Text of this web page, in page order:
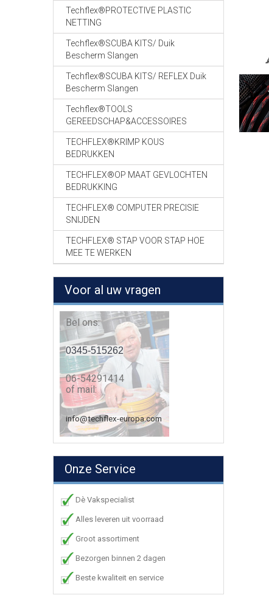
Techflex®PROTECTIVE PLASTIC
NETTING
Techflex®SCUBA KITS/ Duik
Bescherm Slangen
Techflex®SCUBA KITS/ REFLEX Duik
Bescherm Slangen
Techflex®TOOLS
GEREEDSCHAP&ACCESSOIRES
TECHFLEX®KRIMP KOUS
BEDRUKKEN
TECHFLEX®OP MAAT GEVLOCHTEN
BEDRUKKING
TECHFLEX® COMPUTER PRECISIE
SNIJDEN
TECHFLEX® STAP VOOR STAP HOE
MEE TE WERKEN
Voor al uw vragen
Bel ons:
0345-515262
06-54291414
of mail:
info@techflex-europa.com
Onze Service
Dè Vakspecialist
Alles leveren uit voorraad
Groot assortiment
Bezorgen binnen 2 dagen
Beste kwaliteit en service